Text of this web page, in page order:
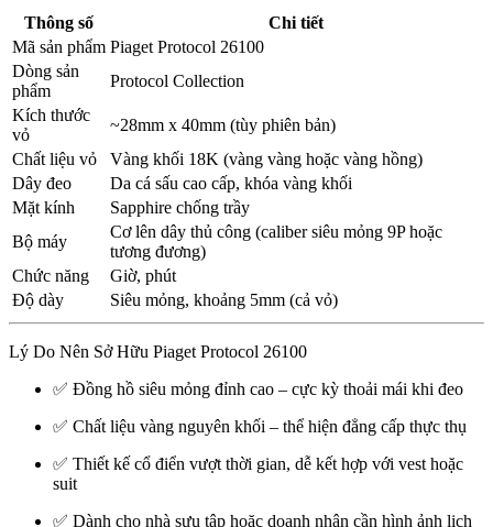
Thông số
Chi tiết
Mã sản phẩm Piaget Protocol 26100
Dòng sản
phẩm
Protocol Collection
Kích thước
vỏ
~28mm x 40mm (tùy phiên bản)
Chất liệu vỏ
Vàng khối 18K (vàng vàng hoặc vàng hồng)
Dây đeo
Da cá sấu cao cấp, khóa vàng khối
Mặt kính
Sapphire chống trầy
Bộ máy
Cơ lên dây thủ công (caliber siêu mỏng 9P hoặc
tương đương)
Chức năng
Giờ, phút
Độ dày
Siêu mỏng, khoảng 5mm (cả vỏ)
Lý Do Nên Sở Hữu Piaget Protocol 26100
✅ Đồng hồ siêu mỏng đỉnh cao – cực kỳ thoải mái khi đeo
✅ Chất liệu vàng nguyên khối – thể hiện đẳng cấp thực thụ
✅ Thiết kế cổ điển vượt thời gian, dễ kết hợp với vest hoặc
suit
✅ Dành cho nhà sưu tập hoặc doanh nhân cần hình ảnh lịch